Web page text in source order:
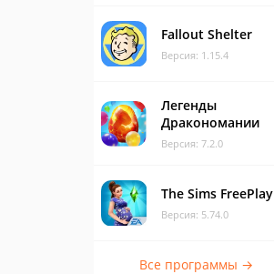
Fallout Shelter
Версия: 1.15.4
Легенды
Дракономании
Версия: 7.2.0
The Sims FreePlay
Версия: 5.74.0
Все программы →